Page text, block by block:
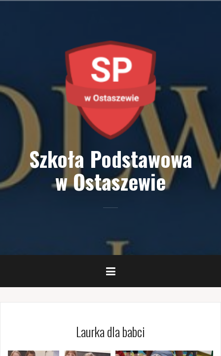
Szkoła Podstawowa
w Ostaszewie
Laurka dla babci